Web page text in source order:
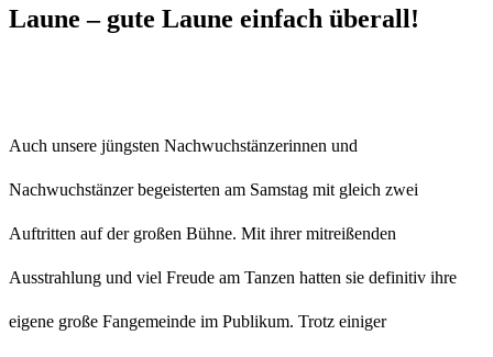
Laune – gute Laune einfach überall!
Auch unsere jüngsten Nachwuchstänzerinnen und
Nachwuchstänzer begeisterten am Samstag mit gleich zwei
Auftritten auf der großen Bühne. Mit ihrer mitreißenden
Ausstrahlung und viel Freude am Tanzen hatten sie definitiv ihre
eigene große Fangemeinde im Publikum. Trotz einiger